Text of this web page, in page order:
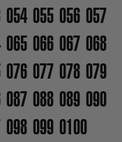
054 055 056 057
065 066 067 068
076 077 078 079
087 088 089 090
098 099 0100